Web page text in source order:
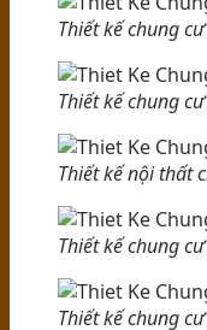
Thiết kế chung
Thiết kế chung
Thiết kế nội thất
Thiết kế chung
Thiết kế chung